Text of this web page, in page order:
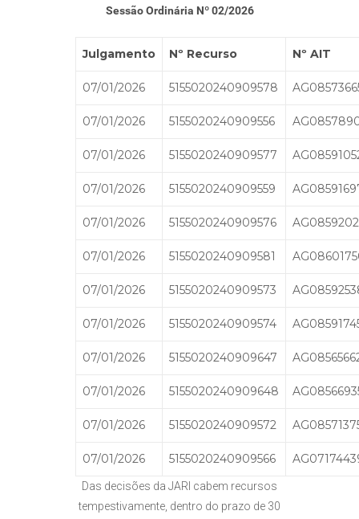
Sessão Ordinária Nº 02/2026
Julgamento Nº Recurso Nº AIT
07/01/2026 5155020240909578
07/01/2026 5155020240909556
07/01/2026 5155020240909577
07/01/2026 5155020240909559
07/01/2026 5155020240909576
07/01/2026 5155020240909581
07/01/2026 5155020240909573
07/01/2026 5155020240909574
07/01/2026 5155020240909647
07/01/2026 5155020240909648
07/01/2026 5155020240909572
07/01/2026 5155020240909566
Das decisões da JARI cabem recursos
tempestivamente, dentro do prazo de 30